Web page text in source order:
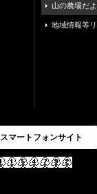
山の農場だ
地域情報等
スマートフォンサイト